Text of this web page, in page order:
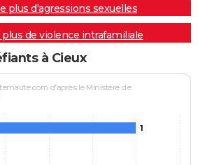
plus d'agressions sexuelles
plus de violence intrafamiliale
à Cieux
d'après le Ministère de
1